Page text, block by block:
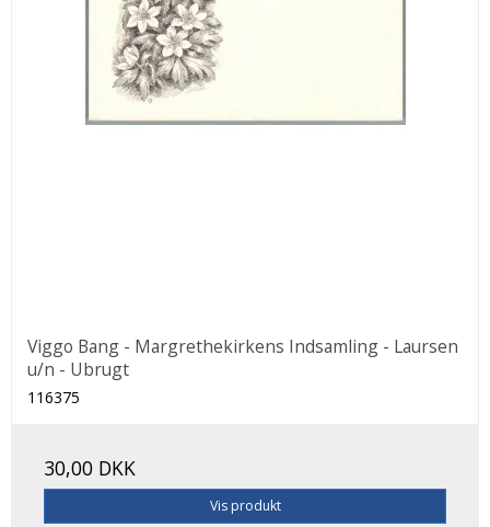
Viggo Bang - Margrethekirkens Indsamling - Laursen
u/n - Ubrugt
116375
30,00 DKK
Vis produkt